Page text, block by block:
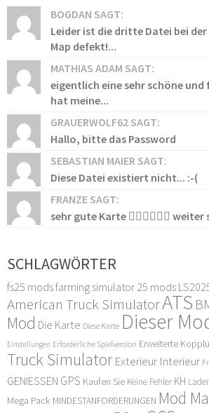
BOGDAN SAGT:
Leider ist die dritte Datei bei
Map defekt!...
MATHIAS ADAM SAGT:
eigentlich eine sehr schöne
hat meine...
GRAUERWOLF62 SAGT:
Hallo, bitte das Password
SEBASTIAN MAIER SAGT:
Diese Datei existiert nicht... :-(
FRANZE SAGT:
sehr gute Karte 👍🏻👍🏻👍🏻 weiter
SCHLAGWÖRTER
fs25 modsfarming simulator 25 mods
American Truck SimulatorATS
Mod Die Karte Diese Karte Dieser
Einstellungen Erforderliche Spielversion Erweiterte
Truck Simulator Exterieur Interieur
GENIESSEN GPS Kaufen Sie Keine Fehler KH
Mega Pack MINDESTANFORDERUNGEN Mod